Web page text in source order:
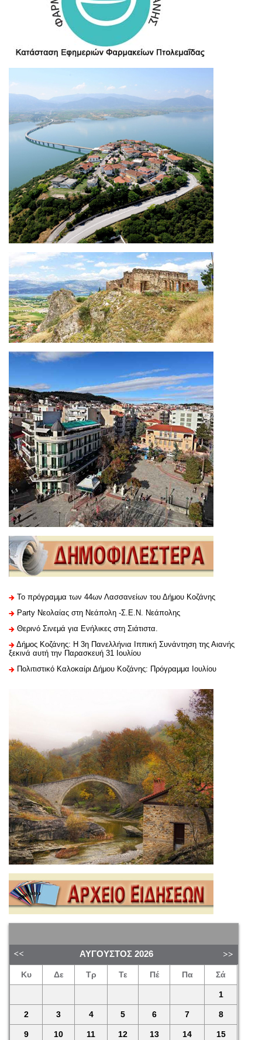
Το πρόγραμμα των 44ων Λασσανείων του Δήμου Κοζάνης
Party Νεολαίας στη Νεάπολη -Σ.Ε.Ν. Νεάπολης
Θερινό Σινεμά για Ενήλικες στη Σιάτιστα.
Δήμος Κοζάνης: Η 3η Πανελλήνια Ιππική Συνάντηση της Αιανής
ξεκινά αυτή την Παρασκευή 31 Ιουλίου
Πολιτιστικό Καλοκαίρι Δήμου Κοζάνης: Πρόγραμμα Ιουλίου
ΑΎΓΟΥΣΤΟΣ 2026
Κυ Δε Τρ Τε Πέ Πα Σά
1
2 3 4 5 6 7 8
9 10 11 12 13 14 15